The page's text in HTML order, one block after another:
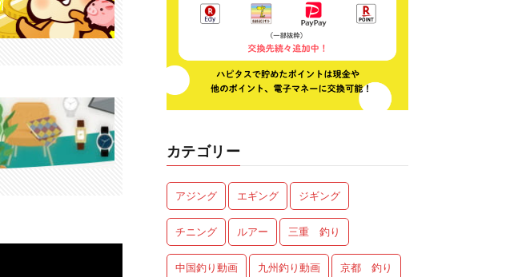
カテゴリー
アジング エギング ジギング
チニング ルアー 三重 釣り
中国釣り動画 九州釣り動画 京都 釣り